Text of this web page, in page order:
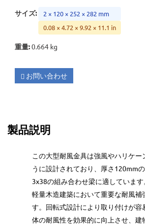
サイズ:
2 × 120 × 252 × 282 mm
0.08 × 4.72 × 9.92 × 11.1 in
重量:0.664 kg
お問い合わせ
製品説明
この大型耐風金具は強風やハリケー
うに設計されており、厚さ120mm
3x38の組み合わせ梁に適していま
軽量木造建築において重要な耐風補
す。回転式設計により取り付けが容
体の耐風性を効果的に向上させ、建